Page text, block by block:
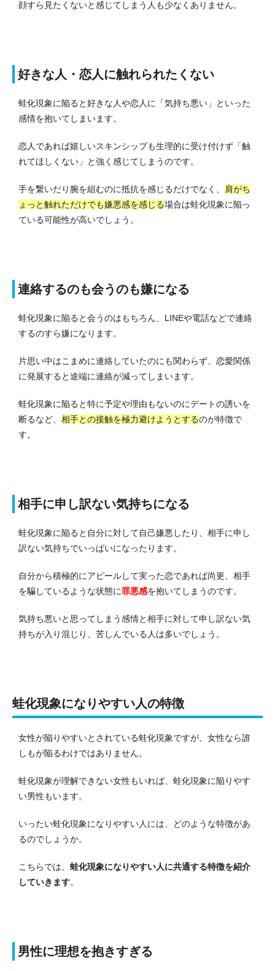
顔すら見たくないと感じてしまう人も少なくありません。
好きな人・恋人に触れられたくない
蛙化現象に陥ると好きな人や恋人に「気持ち悪い」といった
感情を抱いてしまいます。
恋人であれば嬉しいスキンシップも生理的に受け付けず「触
れてほしくない」と強く感じてしまうのです。
手を繋いだり腕を組むのに抵抗を感じるだけでなく、
肩がち
ょっと触れただけでも嫌悪感を感じる場合は蛙化現象に陥っ
ている可能性が高いでしょう。
連絡するのも会うのも嫌になる
蛙化現象に陥ると会うのはもちろん、LINEや電話などで連絡
するのすら嫌になります。
片思い中はこまめに連絡していたのにも関わらず、恋愛関係
に発展すると途端に連絡が減ってしまいます。
蛙化現象に陥ると特に予定や理由もないのにデートの誘いを
断るなど、 相手との接触を極力避けようとするのが特徴で
す。
相手に申し訳ない気持ちになる
蛙化現象に陥ると自分に対して自己嫌悪したり、相手に申し
訳ない気持ちでいっぱいになったります。
自分から積極的にアピールして実った恋であれば尚更、相手
を騙しているような状態に罪悪感を抱いてしまうのです。
気持ち悪いと思ってしまう感情と相手に対して申し訳ない気
持ちが入り混じり、苦しんでいる人は多いでしょう。
蛙化現象になりやすい人の特徴
女性が陥りやすいとされている蛙化現象ですが、女性なら誰
しもが陥るわけではありません。
蛙化現象が理解できない女性もいれば、蛙化現象に陥りやす
い男性もいます。
いったい蛙化現象になりやすい人には、どのような特徴があ
るのでしょうか。
こちらでは、 蛙化現象になりやすい人に共通する特徴を紹介
していきます。
男性に理想を抱きすぎる